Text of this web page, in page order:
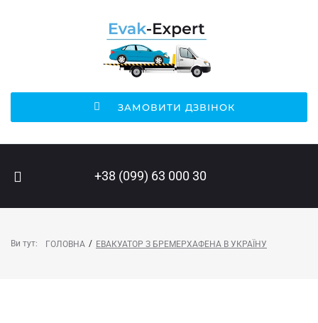
ЗАМОВИТИ ДЗВІНОК
+38 (099) 63 000 30
Ви тут: ГОЛОВНА / ЕВАКУАТОР З БРЕМЕРХАФЕНА В УКРАЇНУ
ПОШУК НА САЙТІ